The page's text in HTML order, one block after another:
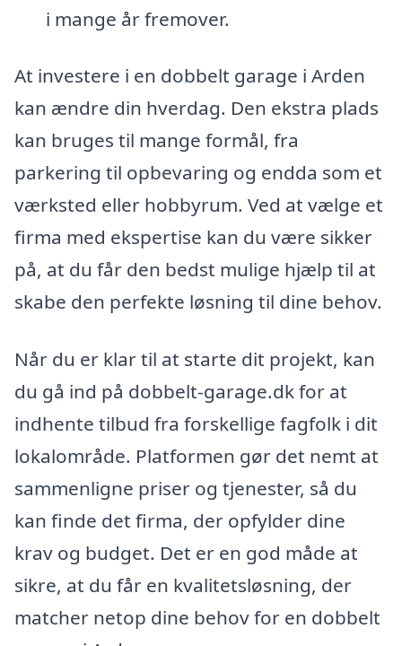
i mange år fremover.
At investere i en dobbelt garage i Arden
kan ændre din hverdag. Den ekstra plads
kan bruges til mange formål, fra
parkering til opbevaring og endda som et
værksted eller hobbyrum. Ved at vælge et
firma med ekspertise kan du være sikker
på, at du får den bedst mulige hjælp til at
skabe den perfekte løsning til dine behov.
Når du er klar til at starte dit projekt, kan
du gå ind på dobbelt-garage.dk for at
indhente tilbud fra forskellige fagfolk i dit
lokalområde. Platformen gør det nemt at
sammenligne priser og tjenester, så du
kan finde det firma, der opfylder dine
krav og budget. Det er en god måde at
sikre, at du får en kvalitetsløsning, der
matcher netop dine behov for en dobbelt